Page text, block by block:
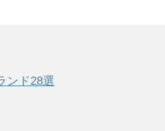
ンド28選